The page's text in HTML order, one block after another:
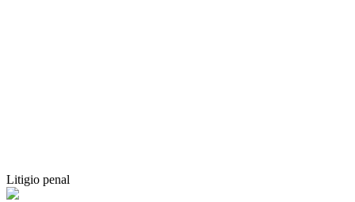
Litigio penal